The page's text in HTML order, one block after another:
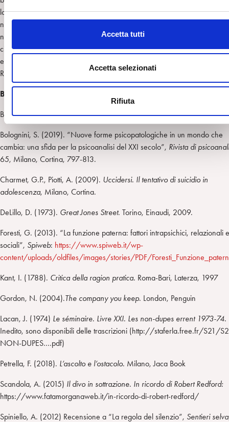
e
l
e
n
o
Accetta tutti
Accetta selezionati
Rifiuta
loro conversazione non si sente, sostituita dalla musica. Una scena
nel film “Sussuri e grida
non si rappresentano qui affetti e contatti che vanno al di là della parola
ciò che può dire?” (Petrella, 2018, pag. 188). In queste scene, la musica
esprime l’irriducibilità degli affetti al dialogo. Potremmo dire che lo
Redford fa lo stesso.
Bibliografia
Bion, W. R. (1962).Apprendere dall’esperienza, Roma, Armando,
Bolognini, S. (2019). “Nuove forme psicopatologiche in un mondo che
cambia: una sfida per la psicoanalisi del XXI secolo”, Rivista di
65, Milano, Cortina, 797-813.
Charmet, G.P., Piotti, A. (2009). Uccidersi. Il tentativo di suicidio in
adolescenza, Milano, Cortina.
DeLillo, D. (1973). Great Jones Street. Torino, Einaudi, 2009.
Foresti, G. (2013). “La funzione paterna: fattori intrapsichici, relazionali e
sociali”, Spiweb: https://www.spiweb.it/wp-
content/uploads/oldfiles/images/stories/PDF/
Kant, I. (1788). Critica della ragion pratica. Roma-Bari, Laterza, 1997
Gordon, N. (2004).The company you keep. London, Penguin
Lacan, J. (1974) Le séminaire. Livre XXI. Les non-dupes errent 1973-74.
Inedito, sono disponibili delle trascrizioni (http://staferla.free.fr/S21/
NON-DUPES….pdf)
Petrella, F. (2018). L’ascolto e l’ostacolo. Milano, Jaca Book
Scandola, A. (2015) Il divo in sottrazione. In ricordo di Robert Redford:
https://www.fatamorganaweb.it/in-ricordo-di-robert-redford/
Spiniello, A. (2012) Recensione a “La regola del silenzio”, Sentieri